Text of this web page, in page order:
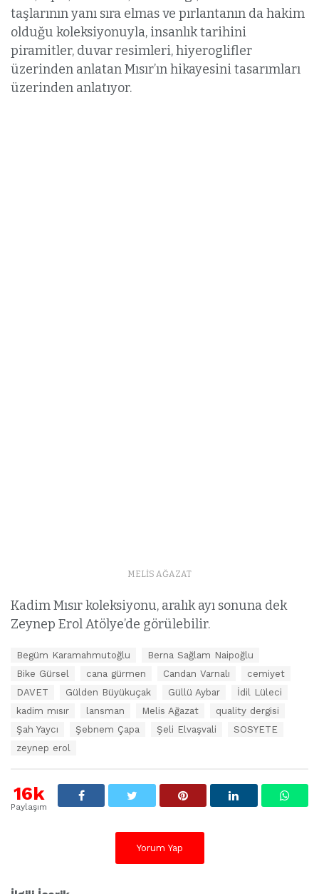
taşlarının yanı sıra elmas ve pırlantanın da hakim
olduğu koleksiyonuyla, insanlık tarihini
piramitler, duvar resimleri, hiyeroglifler
üzerinden anlatan Mısır’ın hikayesini tasarımları
üzerinden anlatıyor.
MELİS AĞAZAT
Kadim Mısır koleksiyonu, aralık ayı sonuna dek
Zeynep Erol Atölye’de görülebilir.
Begüm Karamahmutoğlu
Berna Sağlam Naipoğlu
Bike Gürsel
cana gürmen Candan Varnalı
cemiyet
DAVET
Gülden Büyükuçak Güllü Aybar
İdil Lüleci
kadim mısır
lansman Melis Ağazat
quality dergisi
Şah Yaycı
Şebnem Çapa Şeli Elvaşvali
SOSYETE
zeynep erol
16k
Paylaşım
Yorum Yap